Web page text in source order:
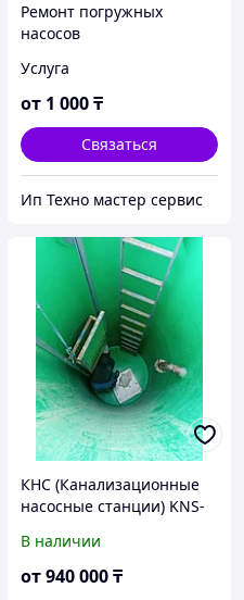
Ремонт погружных
насосов
Услуга
от 1 000₸
Связаться
Ип Техно мастер сервис
КНС (Канализационные
насосные станции) KNS-
объем 2м3
В наличии
от940 000₸